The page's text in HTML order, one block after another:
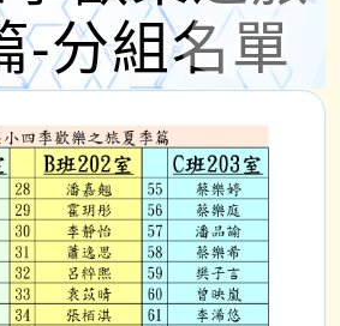
-分組名單